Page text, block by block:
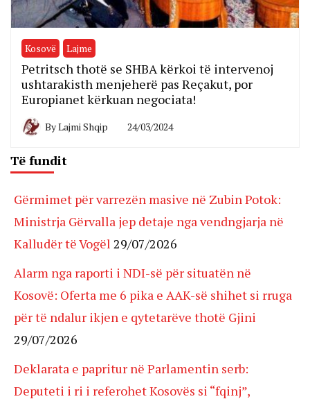
Kosovë Lajme
Petritsch thotë se SHBA kërkoi të intervenoj
ushtarakisth menjeherë pas Reçakut, por
Europianet kërkuan negociata!
ByLajmi Shqip 24/03/2024
Të fundit
Gërmimet për varrezën masive në Zubin Potok:
Ministrja Gërvalla jep detaje nga vendngjarja në
Kalludër të Vogël 29/07/2026
Alarm nga raporti i NDI-së për situatën në
Kosovë: Oferta me 6 pika e AAK-së shihet si rruga
për të ndalur ikjen e qytetarëve thotë Gjini
29/07/2026
Deklarata e papritur në Parlamentin serb:
Deputeti i ri i referohet Kosovës si “fqinj”,